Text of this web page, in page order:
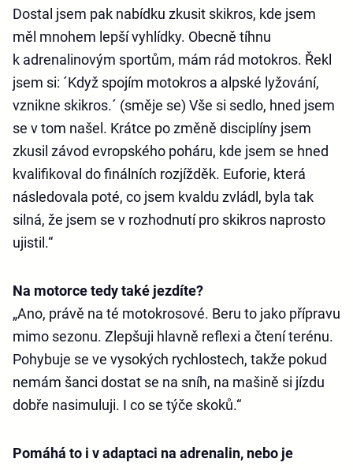
Dostal jsem pak nabídku zkusit skikros, kde jsem
měl mnohem lepší vyhlídky. Obecně tíhnu
k adrenalinovým sportům, mám rád motokros. Řekl
jsem si: ´Když spojím motokros a alpské lyžování,
vznikne skikros.´ (směje se) Vše si sedlo, hned jsem
se v tom našel. Krátce po změně disciplíny jsem
zkusil závod evropského poháru, kde jsem se hned
kvalifikoval do finálních rozjížděk. Euforie, která
následovala poté, co jsem kvaldu zvládl, byla tak
silná, že jsem se v rozhodnutí pro skikros naprosto
ujistil.“
Na motorce tedy také jezdíte?
„Ano, právě na té motokrosové. Beru to jako přípravu
mimo sezonu. Zlepšuji hlavně reflexi a čtení terénu.
Pohybuje se ve vysokých rychlostech, takže pokud
nemám šanci dostat se na sníh, na mašině si jízdu
dobře nasimuluji. I co se týče skoků.“
Pomáhá to i v adaptaci na adrenalin, nebo je